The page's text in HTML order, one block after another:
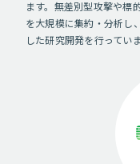
ます。無差別型攻撃や標
を大規模に集約・分析し
した研究開発を行っていま